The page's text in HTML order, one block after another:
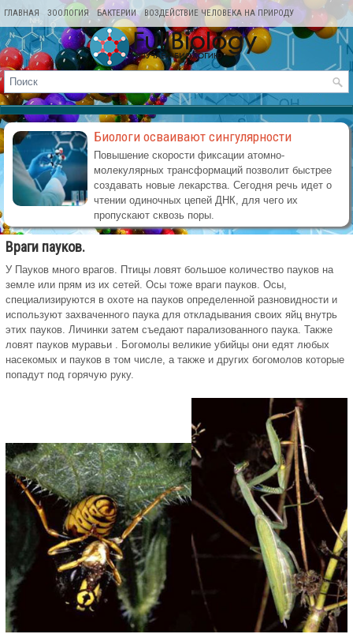
ГЛАВНАЯ ЗООЛОГИЯ БАКТЕРИИ ВОЗДЕЙСТВИЕ ЧЕЛОВЕКА НА ПРИРОДУ
КАРТА САЙТА
Биологи осваивают сингулярности
Повышение скорости фиксации атомно-
молекулярных трансформаций позволит быстрее
создавать новые лекарства. Сегодня речь идет о
чтении одиночных цепей ДНК, для чего их
пропускают сквозь поры.
Враги пауков.
У Пауков много врагов. Птицы ловят большое количество пауков на
земле или прям из их сетей. Осы тоже враги пауков. Осы,
специализируются в охоте на пауков определенной разновидности и
используют захваченного паука для откладывания своих яйц внутрь
этих пауков. Личинки затем съедают парализованного паука. Также
ловят пауков муравьи . Богомолы великие убийцы они едят любых
насекомых и пауков в том числе, а также и других богомолов которые
попадут под горячую руку.